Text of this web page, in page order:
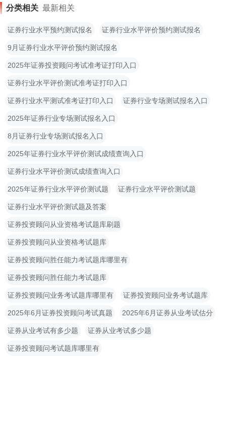
分类相关 最新相关
证券行业水平预约测试报名 证券行业水平评价预约测试报名
9月证券行业水平评价预约测试报名
2025年证券投资顾问考试准考证打印入口
证券行业水平评价测试准考证打印入口
证券行业水平测试准考证打印入口 证券行业专场测试报名入口
2025年证券行业专场测试报名入口
8月证券行业专场测试报名入口
2025年证券行业水平评价测试成绩查询入口
证券行业水平评价测试成绩查询入口
2025年证券行业水平评价测试题 证券行业水平评价测试题
证券行业水平评价测试题及答案
证券投资顾问从业资格考试题库刷题
证券投资顾问从业资格考试题库
证券投资顾问胜任能力考试题库哪里有
证券投资顾问胜任能力考试题库
证券投资顾问业务考试题库哪里有 证券投资顾问业务考试题库
2025年6月证券投资顾问考试真题 2025年6月证券从业考试估分
证券从业考试有多少题 证券从业考试多少题
证券投资顾问考试题库哪里有